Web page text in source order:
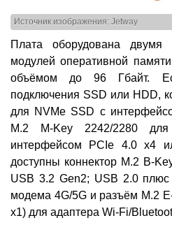
Источник изображения: Jetway
Плата оборудована двумя
модулей оперативной
объёмом до 96 Гбайт.
подключения SSD или HDD,
для NVMe SSD с
M.2 M-Key 2242/2280
интерфейсом PCIe 4.0 x4
доступны коннектор M.2 B-
USB 3.2 Gen2; USB 2.0 плюс
модема 4G/5G и разъём M.2
x1) для адаптера Wi-Fi/